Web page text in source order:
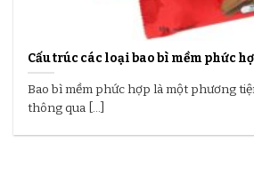
Cấu trúc các loại bao bì mềm phức
Bao bì mềm phức hợp là một phương
thông qua [...]